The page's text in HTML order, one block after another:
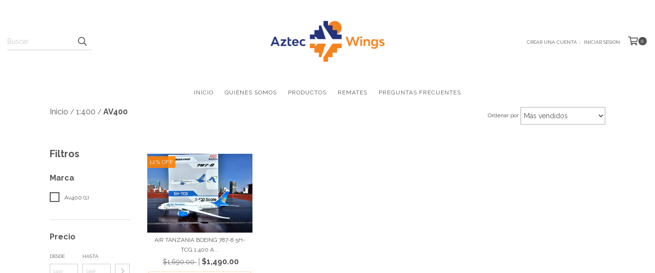
CREAR UNA CUENTA INICIAR SESIÓN 0
INICIO QUIÉNES SOMOS PRODUCTOS REMATES PREGUNTAS FRECUENTES
Inicio / 1:400 / AV400 Ordenar por
Filtros
Marca
Av400 (1)
Precio
DESDE HASTA
12% OFF
AIR TANZANIA BOEING 787-8 5H-
TCG 1:400 A...
$1,690.00 $1,490.00